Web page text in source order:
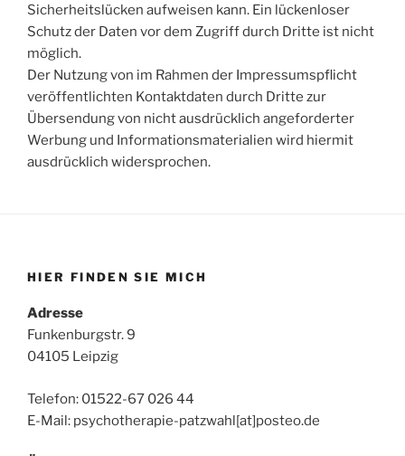
Sicherheitslücken aufweisen kann. Ein lückenloser
Schutz der Daten vor dem Zugriff durch Dritte ist nicht
möglich.
Der Nutzung von im Rahmen der Impressumspflicht
veröffentlichten Kontaktdaten durch Dritte zur
Übersendung von nicht ausdrücklich angeforderter
Werbung und Informationsmaterialien wird hiermit
ausdrücklich widersprochen.
HIER FINDEN SIE MICH
Adresse
Funkenburgstr. 9
04105 Leipzig
Telefon: 01522-67 026 44
E-Mail: psychotherapie-patzwahl[at]posteo.de